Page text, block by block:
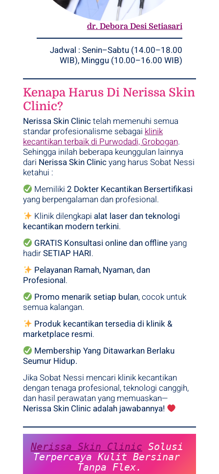
dr. Debora Desi Setiasari
Jadwal : Senin–Sabtu (14.00–18.00
WIB), Minggu (10.00–16.00 WIB)
Kenapa Harus Di Nerissa Skin
Clinic?
Nerissa Skin Clinictelah memenuhi semua
standar profesionalisme sebagaiklinik
kecantikan terbaik di Purwodadi, Grobogan.
Sehingga inilah beberapa keunggulan lainnya
dari Nerissa Skin Clinicyang harus Sobat Nessi
ketahui :
Memiliki2 Dokter Kecantikan Bersertifikasi
yang berpengalaman dan profesional.
Klinik dilengkapi alat laser dan teknologi
kecantikan modern terkini.
GRATIS Konsultasi online dan offlineyang
hadirSETIAP HARI.
Pelayanan Ramah, Nyaman, dan
Profesional.
Promo menarik setiap bulan, cocok untuk
semua kalangan.
Produk kecantikan tersedia di klinik &
marketplace resmi.
Membership Yang Ditawarkan Berlaku
Seumur Hidup.
Jika Sobat Nessi mencari klinik kecantikan
dengan tenaga profesional, teknologi canggih,
dan hasil perawatan yang memuaskan—
Nerissa Skin Clinic adalah jawabannya!
Nerissa Skin Clinic Solusi
Terpercaya Kulit Bersinar
Tanpa Flex.